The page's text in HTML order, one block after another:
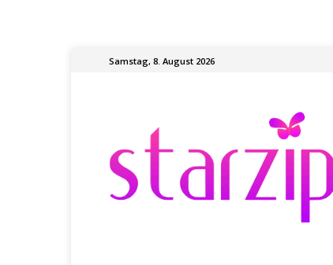
Samstag, 8. August 2026